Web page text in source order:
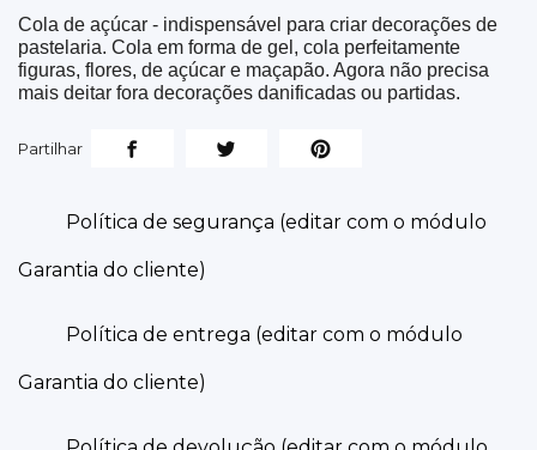
Cola de açúcar - indispensável para criar decorações de
pastelaria. Cola em forma de gel, cola perfeitamente
figuras, flores, de açúcar e maçapão. Agora não precisa
mais deitar fora decorações danificadas ou partidas.
Partilhar
Política de segurança (editar com o módulo
Garantia do cliente)
Política de entrega (editar com o módulo
Garantia do cliente)